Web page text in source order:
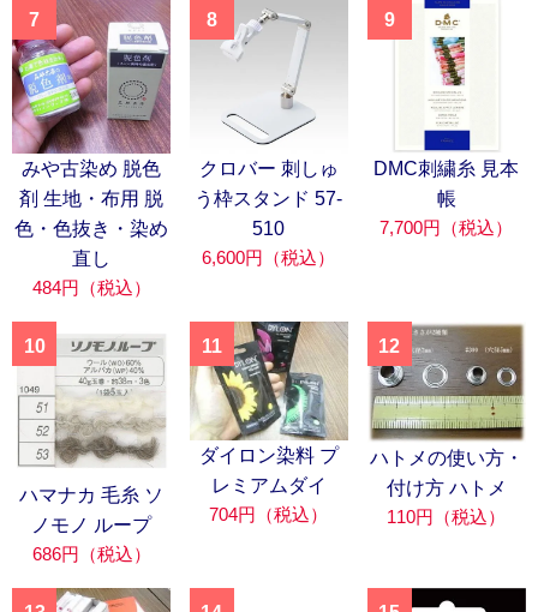
7
みや古染め 脱色
剤 生地・布用 脱
色・色抜き・染め
直し
484円（税込）
8
クロバー 刺しゅ
う枠スタンド 57-
510
6,600円（税込）
9
DMC刺繍糸 見本
帳
7,700円（税込）
10
ハマナカ 毛糸 ソ
ノモノ ループ
686円（税込）
11
ダイロン染料 プ
レミアムダイ
704円（税込）
12
ハトメの使い方・
付け方 ハトメ
110円（税込）